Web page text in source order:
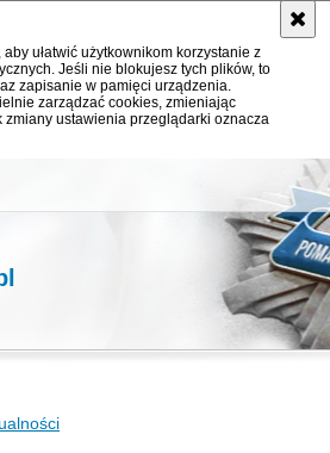
ułatwić użytkownikom korzystanie z
Jeśli nie blokujesz tych plików, to
zapisanie w pamięci urządzenia.
zarządzać cookies, zmieniając
ustawienia przeglądarki oznacza